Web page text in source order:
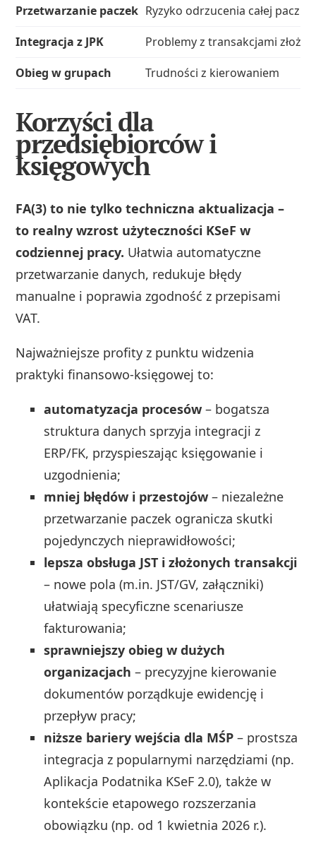
Przetwarzanie paczek Ryzyko odrzucenia całej paczki
Integracja z JPK
Problemy z transakcjami
Obieg w grupach
Trudności z kierowaniem
Korzyści dla
przedsiębiorców i
księgowych
FA(3) to nie tylko techniczna aktualizacja –
to realny wzrost użyteczności KSeF w
codziennej pracy. Ułatwia automatyczne
przetwarzanie danych, redukuje błędy
manualne i poprawia zgodność z przepisami
VAT.
Najważniejsze profity z punktu widzenia
praktyki finansowo-księgowej to:
automatyzacja procesów – bogatsza
struktura danych sprzyja integracji z
ERP/FK, przyspieszając księgowanie i
uzgodnienia;
mniej błędów i przestojów – niezależne
przetwarzanie paczek ogranicza skutki
pojedynczych nieprawidłowości;
lepsza obsługa JST i złożonych transakcji
– nowe pola (m.in. JST/GV, załączniki)
ułatwiają specyficzne scenariusze
fakturowania;
sprawniejszy obieg w dużych
organizacjach – precyzyjne kierowanie
dokumentów porządkuje ewidencję i
przepływ pracy;
niższe bariery wejścia dla MŚP – prostsza
integracja z popularnymi narzędziami (np.
Aplikacja Podatnika KSeF 2.0), także w
kontekście etapowego rozszerzania
obowiązku (np. od 1 kwietnia 2026 r.).